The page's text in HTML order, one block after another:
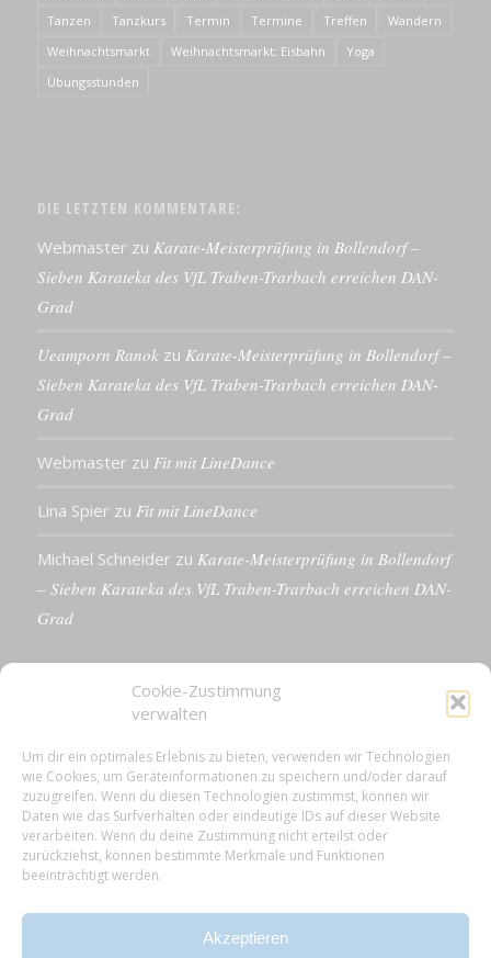
Cookie-Zustimmung
verwalten
Um dir ein optimales Erlebnis zu bieten, verwenden wir Technologien
wie Cookies, um Geräteinformationen zu speichern und/oder darauf
zuzugreifen. Wenn du diesen Technologien zustimmst, können wir
Daten wie das Surfverhalten oder eindeutige IDs auf dieser Website
verarbeiten. Wenn du deine Zustimmung nicht erteilst oder
zurückziehst, können bestimmte Merkmale und Funktionen
beeinträchtigt werden.
Akzeptieren
Tanzen
Tanzkurs Termin Termine Treffen
Wandern
Weihnachtsmarkt
Weihnachtsmarkt; Eisbahn
Yoga
Übungsstunden
DIE LETZTEN KOMMENTARE:
Webmaster zu Karate-Meisterprüfung in Bollendorf –
Sieben Karateka des VfL Traben-Trarbach erreichen DAN-
Grad
Ueamporn Ranok zu Karate-Meisterprüfung in Bollendorf –
Sieben Karateka des VfL Traben-Trarbach erreichen DAN-
Grad
Webmaster zu Fit mit LineDance
Lina Spier zu Fit mit LineDance
Michael Schneider zu Karate-Meisterprüfung in Bollendorf
– Sieben Karateka des VfL Traben-Trarbach erreichen DAN-
Grad
KONTAKTDETAILS
VfL 1861 e.V. Traben-Trarbach
Neue Rathausstr. 18
56841 Traben-Trarbach
E-Mail: info@vfl-traben-trarbach.de